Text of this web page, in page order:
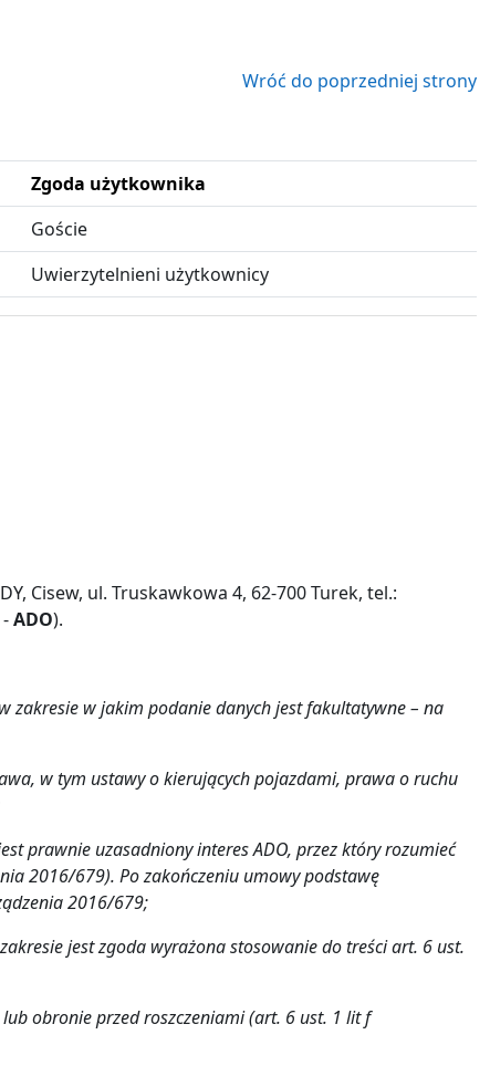
Wróć do poprzedniej strony
Zgoda użytkownika
Goście
Uwierzytelnieni użytkownicy
Cisew, ul. Truskawkowa 4, 62-700 Turek, tel.:
ADO).
zakresie w jakim podanie danych jest fakultatywne – na
w tym ustawy o kierujących pojazdami, prawa o ruchu
prawnie uzasadniony interes ADO, przez który rozumieć
2016/679). Po zakończeniu umowy podstawę
2016/679;
jest zgoda wyrażona stosowanie do treści art. 6 ust.
obronie przed roszczeniami (art. 6 ust. 1 lit f